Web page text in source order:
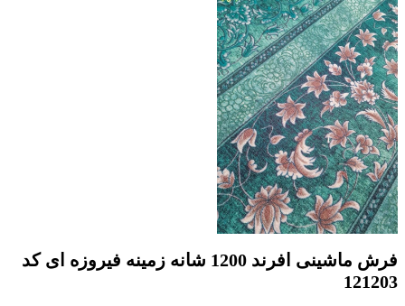
فرش ماشینی افرند 1200 شانه زمینه فیروزه ای کد
121203